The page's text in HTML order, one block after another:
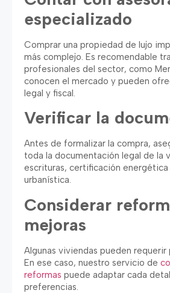
especializado
Comprar una propiedad de lujo
más complejo. Es recomendable
profesionales del sector, como
conocen el mercado y pueden
legal y fiscal.
Verificar la
Antes de formalizar la compra,
toda la documentación legal de la
escrituras, certificación energética
urbanística.
Considerar
mejoras
Algunas viviendas pueden requerir
En ese caso, nuestro servicio de
reformas puede adaptar cada
preferencias.